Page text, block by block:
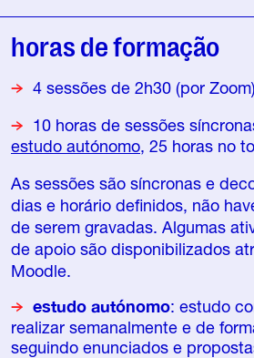
horas de formação
4 sessões de 2h30 (por Zoom)
10 horas de sessões
estudo autónomo, 25 horas no
As sessões são síncronas e
dias e horário definidos, não
de serem gravadas. Algumas
de apoio são disponibilizados
Moodle.
estudo autónomo: estudo
realizar semanalmente e de
seguindo enunciados e